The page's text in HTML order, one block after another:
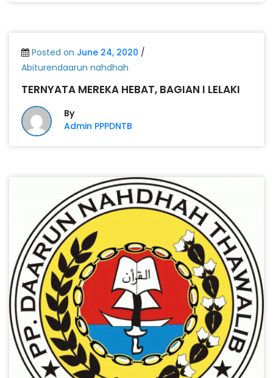
Posted on June 24, 2020 /
Abiturendaarun nahdhah
TERNYATA MEREKA HEBAT, BAGIAN I LELAKI
By
Admin PPPDNTB